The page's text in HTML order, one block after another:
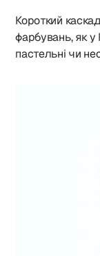
Короткий
фарбувань, як
пастельні чи